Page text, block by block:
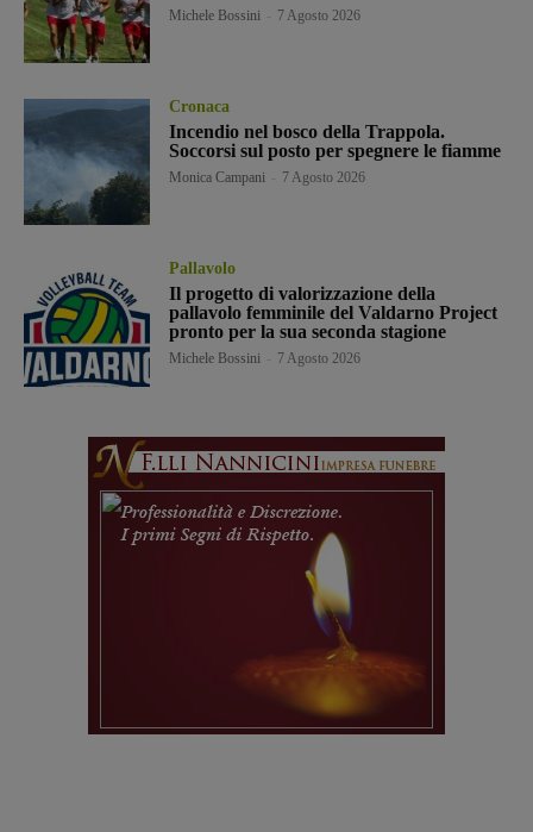
Michele Bossini 7 Agosto 2026
Cronaca
Incendio nel bosco della Trappola.
Soccorsi sul posto per spegnere le fiamme
Monica Campani 7 Agosto 2026
Pallavolo
Il progetto di valorizzazione della
pallavolo femminile del Valdarno Project
pronto per la sua seconda stagione
Michele Bossini 7 Agosto 2026